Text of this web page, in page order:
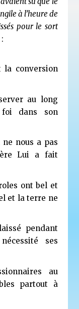
à l’heure de
pour le sort
la conversion
au long
dans son
nous a pas
Lui a fait
ont bel et
et la terre ne
pendant
ses
au
partout à